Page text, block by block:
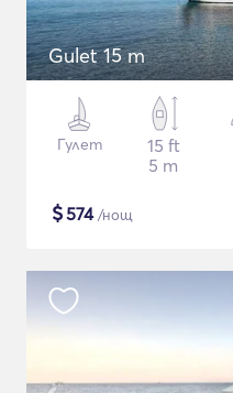
Gulet 15 m
Гулет
15 ft
5 m
$574/нощ